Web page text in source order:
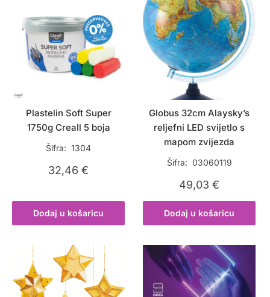
Plastelin Soft Super
1750g Creall 5 boja
Šifra: 1304
32,46€
Dodaj u košaricu
Globus 32cm Alaysky’s
reljefni LED svijetlo s
mapom zvijezda
Šifra: 03060119
49,03€
Dodaj u košaricu